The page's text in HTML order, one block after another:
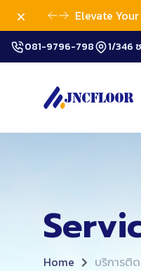
Elevate
Dismiss
081-9796-798 1/346
Home บริการติ